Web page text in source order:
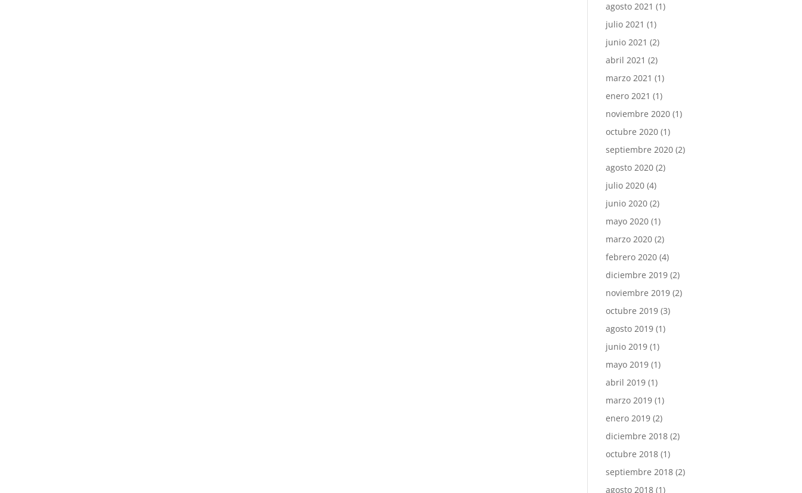
agosto 2021 (1)
julio 2021 (1)
junio 2021 (2)
abril 2021 (2)
marzo 2021 (1)
enero 2021 (1)
noviembre 2020 (1)
octubre 2020 (1)
septiembre 2020 (2)
agosto 2020 (2)
julio 2020 (4)
junio 2020 (2)
mayo 2020 (1)
marzo 2020 (2)
febrero 2020 (4)
diciembre 2019 (2)
noviembre 2019 (2)
octubre 2019 (3)
agosto 2019 (1)
junio 2019 (1)
mayo 2019 (1)
abril 2019 (1)
marzo 2019 (1)
enero 2019 (2)
diciembre 2018 (2)
octubre 2018 (1)
septiembre 2018 (2)
agosto 2018 (1)